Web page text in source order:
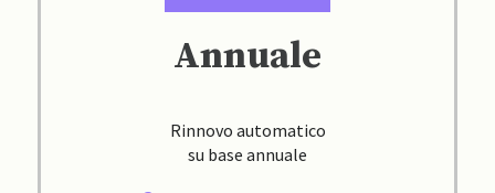
Annuale
Rinnovo automatico
su base annuale